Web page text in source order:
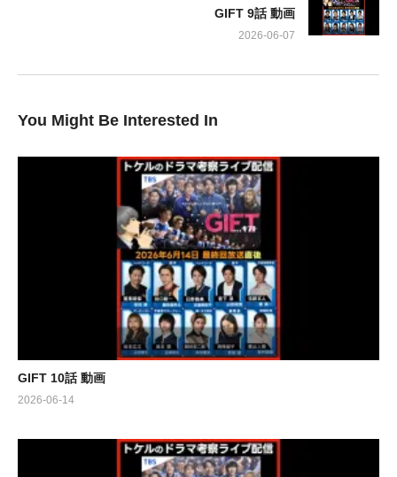
チームの和を乱してしまう予期せぬ事態が発生します。決戦を前
に、チームの絆が試される危機が迫ります。
エースの命運、チームの想いが複雑に絡み合う「GIFT」第8話。
試練とは？手に汗握る展開を、どうぞお見逃しなく！
堤真一、山田裕貴、有村架純／本田響矢、細田善彦、細田佳央
太、円井わん、越山敬達、八村倫太郎、やす（ずん）、水間ロ
ン、冨手麻妙、ノボせもんなべ／杢代和人、宮﨑優、生越千晴、
町田悠宇、澤井一希、中山脩悟／真飛聖／麻生祐未、菅原大吉／
吉瀬美智子、玉森裕太、安田顕、山口智子 ほか
GIFT 9話 動画
2026-06-07
You Might Be Interested In
GIFT 10話 動画
2026-06-14